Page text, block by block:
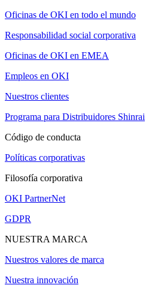
Oficinas de OKI en todo el mundo
Responsabilidad social corporativa
Oficinas de OKI en EMEA
Empleos en OKI
Nuestros clientes
Programa para Distribuidores Shinrai
Código de conducta
Políticas corporativas
Filosofía corporativa
OKI PartnerNet
GDPR
NUESTRA MARCA
Nuestros valores de marca
Nuestra innovación